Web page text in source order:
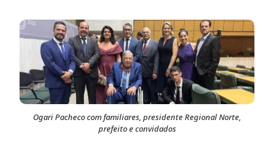
Ogari Pacheco com familiares, presidente Regional Norte,
prefeito e convidados